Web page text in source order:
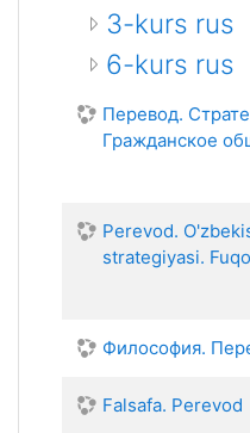
3-kurs rus
6-kurs rus
Перевод.
Гражданское
Perevod.
strategiyasi.
Философия.
Falsafa. Perevod